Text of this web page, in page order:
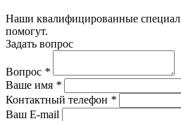
Наши квалифицированные
помогут.
Задать вопрос
Вопрос *
Ваше имя *
Контактный телефон *
Ваш E-mail